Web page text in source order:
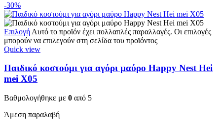
-30%
Επιλογή Αυτό το προϊόν έχει πολλαπλές παραλλαγές. Οι επιλογές
μπορούν να επιλεγούν στη σελίδα του προϊόντος
Quick view
Παιδικό κοστούμι για αγόρι μαύρο Happy Nest Hei
mei X05
Βαθμολογήθηκε με 0 από 5
Άμεση παραλαβή